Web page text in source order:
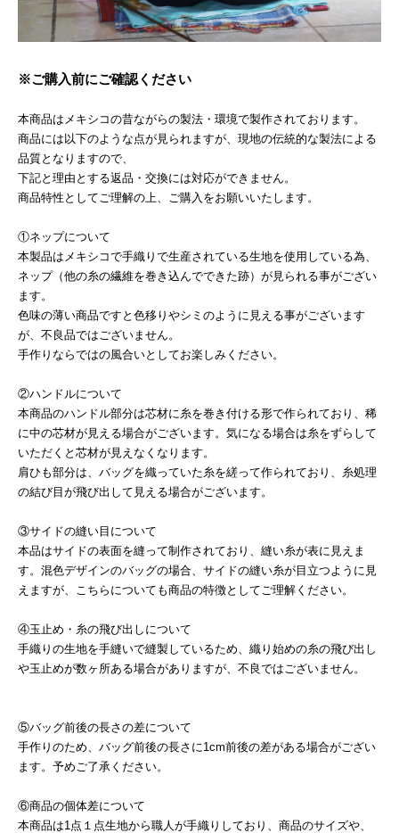
※ご購入前にご確認ください
本商品はメキシコの昔ながらの製法・環境で製作されております。
商品には以下のような点が見られますが、現地の伝統的な製法による
品質となりますので、
下記と理由とする返品・交換には対応ができません。
商品特性としてご理解の上、ご購入をお願いいたします。
①ネップについて
本製品はメキシコで手織りで生産されている生地を使用している為、
ネップ（他の糸の繊維を巻き込んでできた跡）が見られる事がござい
ます。
色味の薄い商品ですと色移りやシミのように見える事がございます
が、不良品ではございません。
手作りならではの風合いとしてお楽しみください。
②ハンドルについて
本商品のハンドル部分は芯材に糸を巻き付ける形で作られており、稀
に中の芯材が見える場合がございます。気になる場合は糸をずらして
いただくと芯材が見えなくなります。
肩ひも部分は、バッグを織っていた糸を縒って作られており、糸処理
の結び目が飛び出して見える場合がございます。
③サイドの縫い目について
本品はサイドの表面を縫って制作されており、縫い糸が表に見えま
す。混色デザインのバッグの場合、サイドの縫い糸が目立つように見
えますが、こちらについても商品の特徴としてご理解ください。
④玉止め・糸の飛び出しについて
手織りの生地を手縫いで縫製しているため、織り始めの糸の飛び出し
や玉止めが数ヶ所ある場合がありますが、不良ではございません。
⑤バッグ前後の長さの差について
手作りのため、バッグ前後の長さに1cm前後の差がある場合がござい
ます。予めご了承ください。
⑥商品の個体差について
本商品は1点１点生地から職人が手織りしており、商品のサイズや、